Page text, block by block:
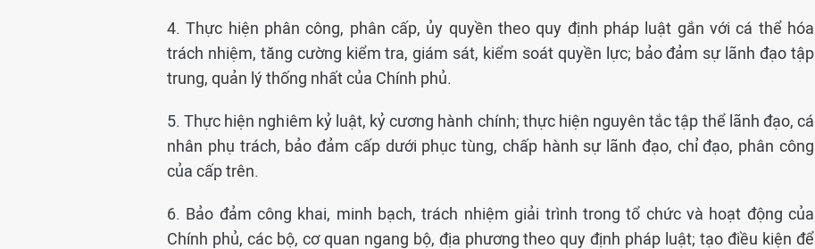
4. Thực hiện phân công, phân cấp, ủy quyền theo quy định pháp luật gắn với cá thể hóa
trách nhiệm, tăng cường kiểm tra, giám sát, kiểm soát quyền lực; bảo đảm sự lãnh đạo tập
trung, quản lý thống nhất của Chính phủ.
5. Thực hiện nghiêm kỷ luật, kỷ cương hành chính; thực hiện nguyên tắc tập thể lãnh đạo, cá
nhân phụ trách, bảo đảm cấp dưới phục tùng, chấp hành sự lãnh đạo, chỉ đạo, phân công
của cấp trên.
6. Bảo đảm công khai, minh bạch, trách nhiệm giải trình trong tổ chức và hoạt động của
Chính phủ, các bộ, cơ quan ngang bộ, địa phương theo quy định pháp luật; tạo điều kiện để